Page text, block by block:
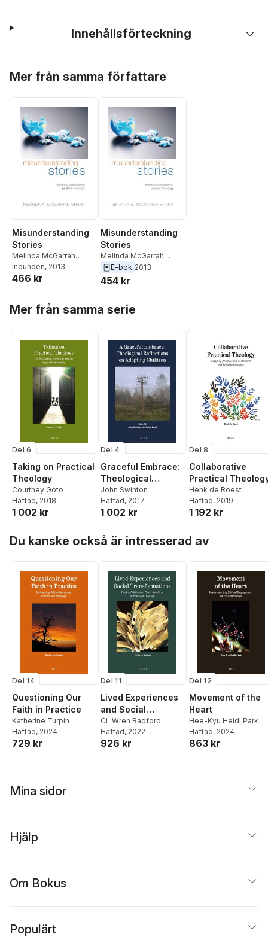
Innehållsförteckning
Mer från samma författare
Misunderstanding
Stories
Melinda McGarrah
Sharp
Inbunden, 2013
466 kr
Misunderstanding
Stories
Melinda McGarrah
Sharp
E-bok 2013
454 kr
Mer från samma serie
Del 6
Taking on Practical
Theology
Courtney Goto
Häftad, 2018
1 002 kr
Del 4
Graceful Embrace:
Theological
Reflections on
Adopting Children
John Swinton
Häftad, 2017
1 002 kr
Del 8
Collaborative
Practical
Henk de Roest
Häftad, 2019
1 192 kr
Du kanske också är intresserad av
Del 14
Questioning Our
Faith in Practice
Katherine Turpin
Häftad, 2024
729 kr
Del 11
Lived Experiences
and Social
Transformations
CL Wren Radford
Häftad, 2022
926 kr
Del 12
Movement of the
Heart
Hee-Kyu Heidi Park
Häftad, 2024
863 kr
Mina sidor
Hjälp
Om Bokus
Populärt